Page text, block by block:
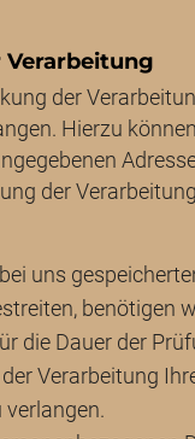
Verarbeitung
der
Hierzu
der
uns
benötigen
die Dauer der
Verarbeitung
verlangen.